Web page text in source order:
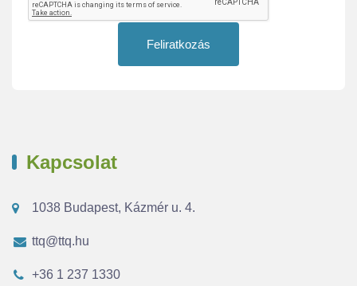
Feliratkozás
Kapcsolat
1038 Budapest, Kázmér u. 4.
ttq@ttq.hu
+36 1 237 1330